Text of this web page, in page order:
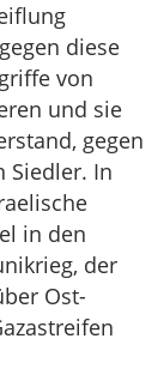
diese
von
und sie
gegen
Siedler. In
in den
der
Ost-